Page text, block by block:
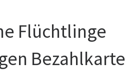
Flüchtlinge
Bezahlkarte